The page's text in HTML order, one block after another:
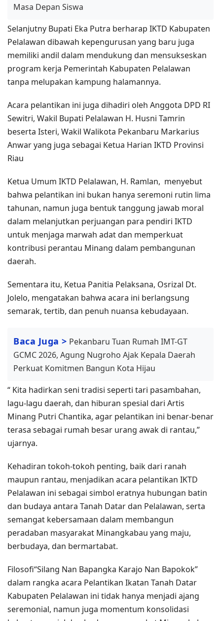
Masa Depan Siswa
Selanjutny Bupati Eka Putra berharap IKTD Kabupaten
Pelalawan dibawah kepengurusan yang baru juga
memiliki andil dalam mendukung dan mensukseskan
program kerja Pemerintah Kabupaten Pelalawan
tanpa melupakan kampung halamannya.
Acara pelantikan ini juga dihadiri oleh Anggota DPD RI
Sewitri, Wakil Bupati Pelalawan H. Husni Tamrin
beserta Isteri, Wakil Walikota Pekanbaru Markarius
Anwar yang juga sebagai Ketua Harian IKTD Provinsi
Riau
Ketua Umum IKTD Pelalawan, H. Ramlan, menyebut
bahwa pelantikan ini bukan hanya seremoni rutin lima
tahunan, namun juga bentuk tanggung jawab moral
dalam melanjutkan perjuangan para pendiri IKTD
untuk menjaga marwah adat dan memperkuat
kontribusi perantau Minang dalam pembangunan
daerah.
Sementara itu, Ketua Panitia Pelaksana, Osrizal Dt.
Jolelo, mengatakan bahwa acara ini berlangsung
semarak, tertib, dan penuh nuansa kebudayaan.
Baca Juga > Pekanbaru Tuan Rumah IMT-GT
GCMC 2026, Agung Nugroho Ajak Kepala Daerah
Perkuat Komitmen Bangun Kota Hijau
“ Kita hadirkan seni tradisi seperti tari pasambahan,
lagu-lagu daerah, dan hiburan spesial dari Artis
Minang Putri Chantika, agar pelantikan ini benar-benar
terasa sebagai rumah besar urang awak di rantau,”
ujarnya.
Kehadiran tokoh-tokoh penting, baik dari ranah
maupun rantau, menjadikan acara pelantikan IKTD
Pelalawan ini sebagai simbol eratnya hubungan batin
dan budaya antara Tanah Datar dan Pelalawan, serta
semangat kebersamaan dalam membangun
peradaban masyarakat Minangkabau yang maju,
berbudaya, dan bermartabat.
Filosofi“Silang Nan Bapangka Karajo Nan Bapokok”
dalam rangka acara Pelantikan Ikatan Tanah Datar
Kabupaten Pelalawan ini tidak hanya menjadi ajang
seremonial, namun juga momentum konsolidasi